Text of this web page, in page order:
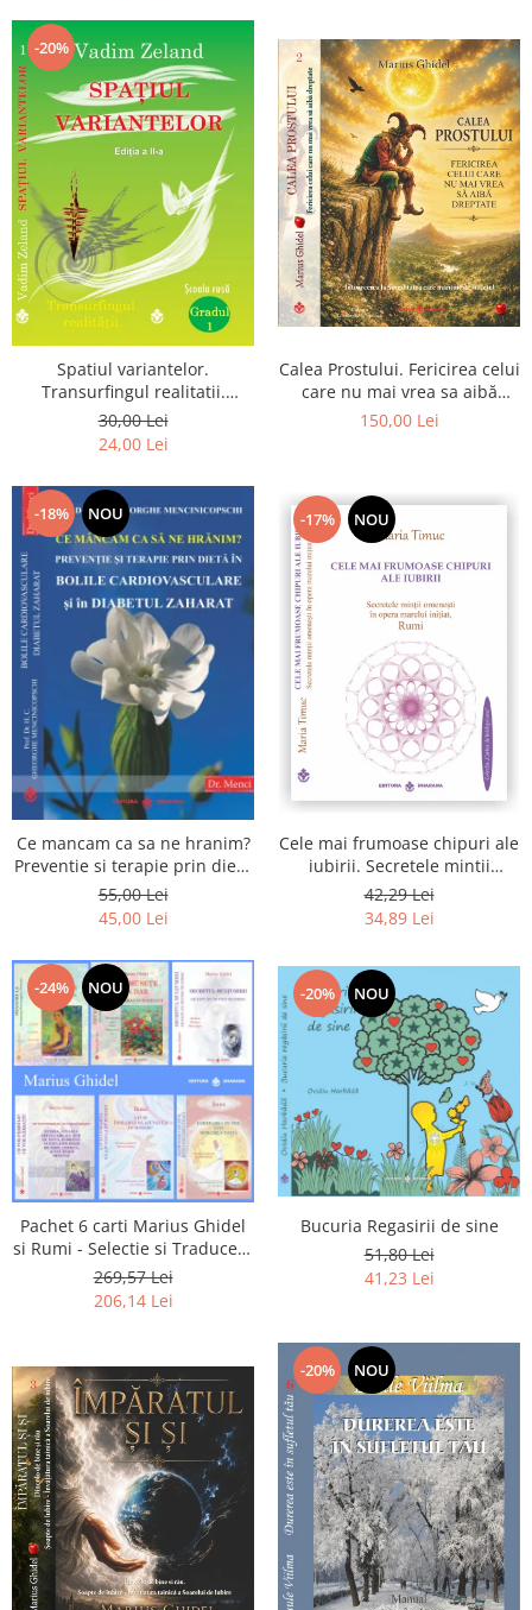
-20%
Spatiul variantelor.
Transurfingul realitatii.
Gradul 1. Cum sa ne
dezvoltam intuitia si sa ne
30,00 Lei
24,00 Lei
Calea Prostului. Fericirea celui
care nu mai vrea sa aibă
dreptate - Intoarcerea la
150,00 Lei
-18% NOU
Ce mancam ca sa ne hranim?
Preventie si terapie prin dieta
in bolile cardiovasculare si in
diabetul zaharat
55,00 Lei
45,00 Lei
-17% NOU
Cele mai frumoase chipuri ale
iubirii. Secretele mintii
omenesti in opera marelui
initiat, Rumi
42,29 Lei
34,89 Lei
-24% NOU
Pachet 6 carti Marius Ghidel
si Rumi - Selectie si Traducere
de Marius Ghidel
269,57 Lei
206,14 Lei
-20% NOU
Bucuria Regasirii de sine
51,80 Lei
41,23 Lei
-20% NOU